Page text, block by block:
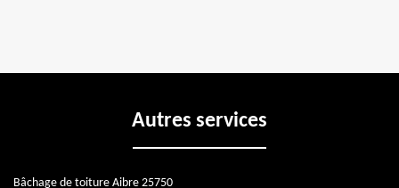
Autres services
Bâchage de toiture Aibre 25750